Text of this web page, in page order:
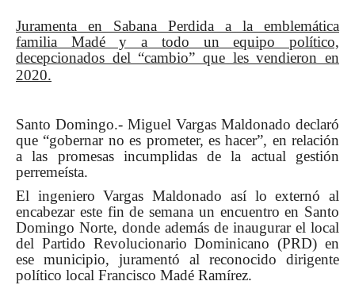
Juramenta en Sabana Perdida a la emblemática
familia Madé y a todo un equipo político,
decepcionados del “cambio” que les vendieron en
2020.
Santo Domingo.- Miguel Vargas Maldonado declaró
que “gobernar no es prometer, es hacer”, en relación
a las promesas incumplidas de la actual gestión
perremeísta.
El ingeniero Vargas Maldonado así lo externó al
encabezar este fin de semana un encuentro en Santo
Domingo Norte, donde además de inaugurar el local
del Partido Revolucionario Dominicano (PRD) en
ese municipio, juramentó al reconocido dirigente
político local Francisco Madé Ramírez.